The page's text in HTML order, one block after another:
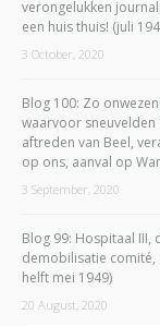
verongelukken
een huis thuis! (juli
3 October, 2020
Blog 100: Zo
waarvoor sneuvelden
aftreden van Beel,
op ons, aanval op
3 September, 2020
Blog 99: Hospitaal
demobilisatie comité,
helft mei 1949)
20 August, 2020